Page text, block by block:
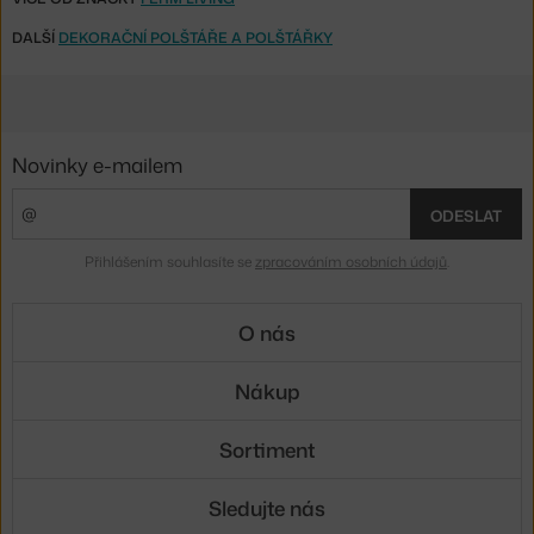
DALŠÍ DEKORAČNÍ POLŠTÁŘE A POLŠTÁŘKY
Novinky e-mailem
ODESLAT
Přihlášením souhlasíte se zpracováním osobních údajů
O nás
Nákup
Sortiment
Sledujte nás